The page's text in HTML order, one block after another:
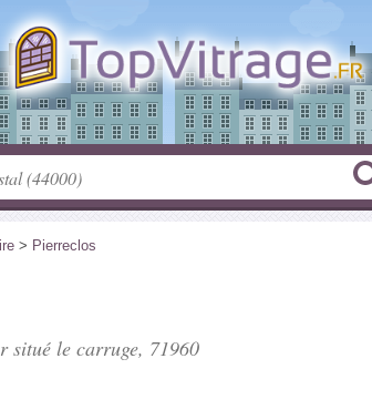
> Pierreclos
situé le carruge, 71960